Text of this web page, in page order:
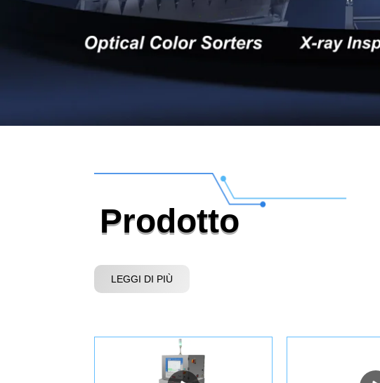
Prodotto
LEGGI DI PIÙ